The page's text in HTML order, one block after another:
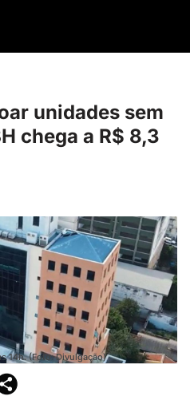
unidades sem
chega a R$ 8,3
14h. (Foto: Divulgação)